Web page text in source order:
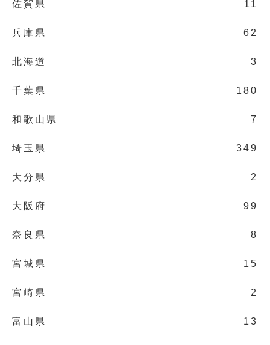
佐賀県 11
兵庫県 62
北海道 3
千葉県 180
和歌山県 7
埼玉県 349
大分県 2
大阪府 99
奈良県 8
宮城県 15
宮崎県 2
富山県 13